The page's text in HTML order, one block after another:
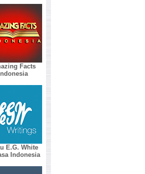
Facts
Indonesia
E.G. White
Indonesia